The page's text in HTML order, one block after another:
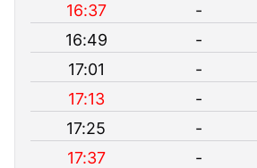
16:37
-
16:49
-
17:01
-
17:13
-
17:25
-
17:37
-